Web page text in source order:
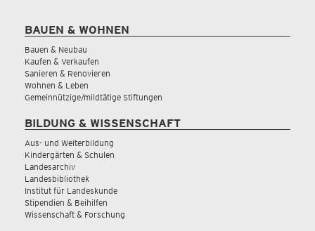
BAUEN & WOHNEN
Bauen & Neubau
Kaufen & Verkaufen
Sanieren & Renovieren
Wohnen & Leben
Gemeinnützige/mildtätige Stiftungen
BILDUNG & WISSENSCHAFT
Aus- und Weiterbildung
Kindergärten & Schulen
Landesarchiv
Landesbibliothek
Institut für Landeskunde
Stipendien & Beihilfen
Wissenschaft & Forschung